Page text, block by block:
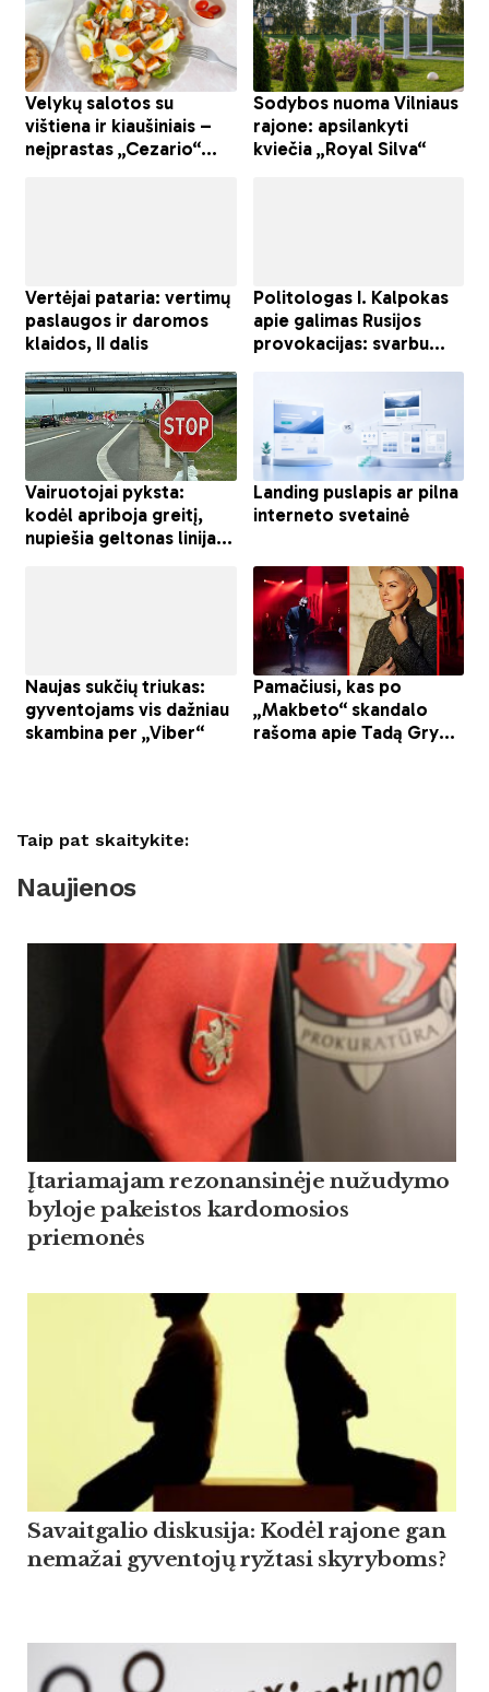
Taip pat skaitykite:
Naujienos
Įtariamajam rezonansinėje nužudymo
byloje pakeistos kardomosios
priemonės
Savaitgalio diskusija: Kodėl rajone gan
nemažai gyventojų ryžtasi skyryboms?